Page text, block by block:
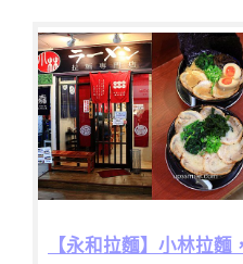
【永和拉麵】小林拉麵